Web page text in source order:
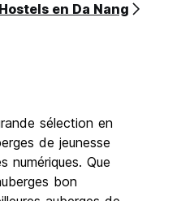
en Da Nang
sélection en
de jeunesse
numériques. Que
bon